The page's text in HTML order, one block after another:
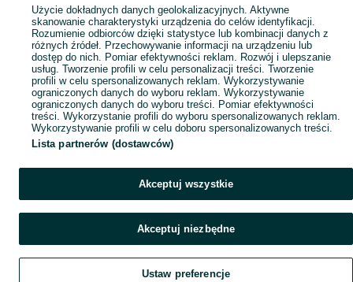
Użycie dokładnych danych geolokalizacyjnych. Aktywne
skanowanie charakterystyki urządzenia do celów identyfikacji.
Rozumienie odbiorców dzięki statystyce lub kombinacji danych z
różnych źródeł. Przechowywanie informacji na urządzeniu lub
dostęp do nich. Pomiar efektywności reklam. Rozwój i ulepszanie
usług. Tworzenie profili w celu personalizacji treści. Tworzenie
profili w celu spersonalizowanych reklam. Wykorzystywanie
ograniczonych danych do wyboru reklam. Wykorzystywanie
ograniczonych danych do wyboru treści. Pomiar efektywności
treści. Wykorzystanie profili do wyboru spersonalizowanych reklam.
Wykorzystywanie profili w celu doboru spersonalizowanych treści.
Lista partnerów (dostawców)
Akceptuj wszystkie
Akceptuj niezbędne
Ustaw preferencje